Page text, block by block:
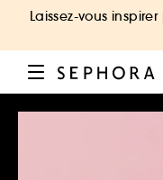
Laissez-vous